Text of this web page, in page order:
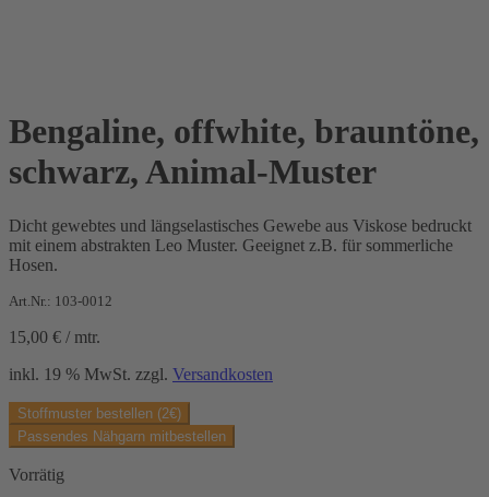
Bengaline, offwhite, brauntöne,
schwarz, Animal-Muster
Dicht gewebtes und längselastisches Gewebe aus Viskose bedruckt
mit einem abstrakten Leo Muster. Geeignet z.B. für sommerliche
Hosen.
Art.Nr.: 103-0012
15,00 € / mtr.
inkl. 19 % MwSt. zzgl. Versandkosten
Stoffmuster bestellen (2€)
Passendes Nähgarn mitbestellen
Vorrätig